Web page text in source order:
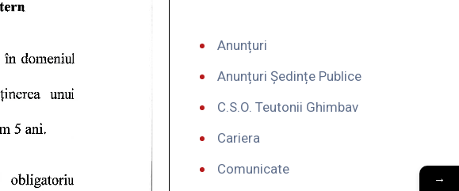
Anunțuri
Anunțuri Ședințe Publice
C.S.O. Teutonii Ghimbav
Cariera
Comunicate
→